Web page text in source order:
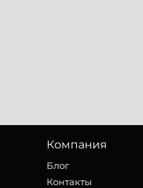
Компания
Блог
Контакты